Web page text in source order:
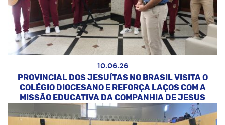
10.06.26
PROVINCIAL DOS JESUÍTAS NO BRASIL VISITA O
COLÉGIO DIOCESANO E REFORÇA LAÇOS COM A
MISSÃO EDUCATIVA DA COMPANHIA DE JESUS